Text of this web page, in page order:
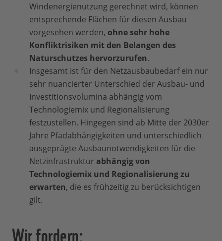
Windenergienutzung gerechnet wird, können
entsprechende Flächen für diesen Ausbau
vorgesehen werden, ohne sehr hohe
Konfliktrisiken mit den Belangen des
Naturschutzes hervorzurufen.
Insgesamt ist für den Netzausbaubedarf ein nur
sehr nuancierter Unterschied der Ausbau- und
Investitionsvolumina abhängig vom
Technologiemix und Regionalisierung
festzustellen. Hingegen sind ab Mitte der 2030er
Jahre Pfadabhängigkeiten und unterschiedlich
ausgeprägte Ausbaunotwendigkeiten für die
Netzinfrastruktur abhängig von
Technologiemix und Regionalisierung zu
erwarten, die es frühzeitig zu berücksichtigen
gilt.
Wir fordern: